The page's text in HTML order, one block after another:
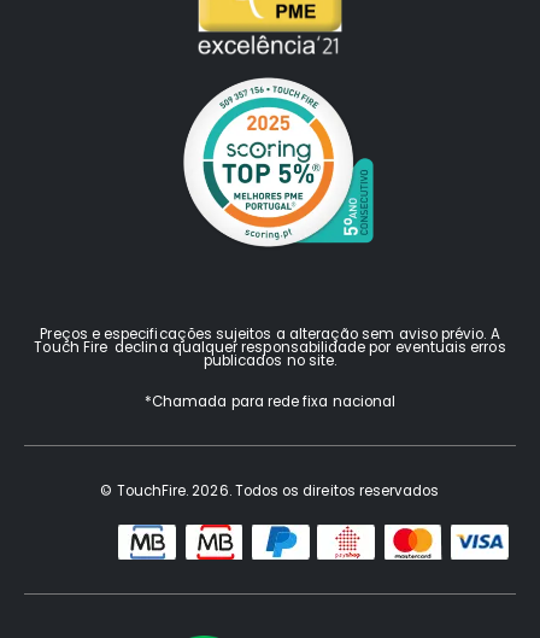
Preços e especificações sujeitos a alteração sem aviso prévio. A
Touch Fire declina qualquer responsabilidade por eventuais erros
publicados no site.
*Chamada para rede fixa nacional
© TouchFire. 2026. Todos os direitos reservados